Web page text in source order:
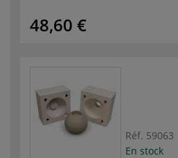
48,60 €
Réf. 59063
En stock